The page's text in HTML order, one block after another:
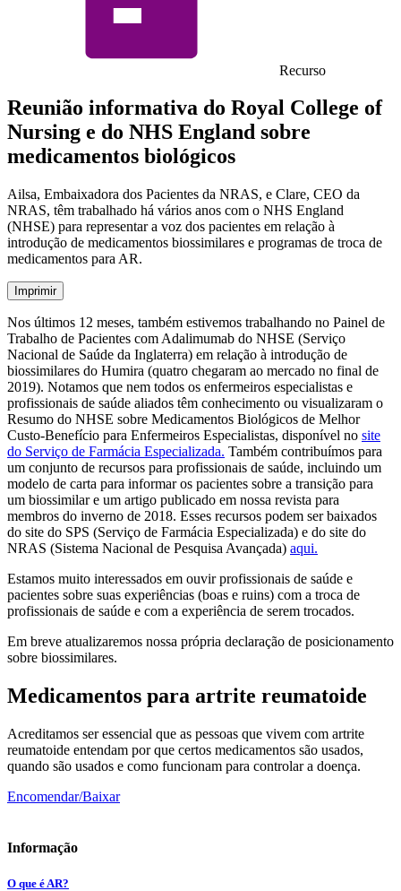
Recurso
Reunião informativa do Royal College of
Nursing e do NHS England sobre
medicamentos biológicos
Ailsa, Embaixadora dos Pacientes da NRAS, e Clare, CEO da
NRAS, têm trabalhado há vários anos com o NHS England
(NHSE) para representar a voz dos pacientes em relação à
introdução de medicamentos biossimilares e programas de troca de
medicamentos para AR.
Imprimir
Nos últimos 12 meses, também estivemos trabalhando no Painel de
Trabalho de Pacientes com Adalimumab do NHSE (Serviço
Nacional de Saúde da Inglaterra) em relação à introdução de
biossimilares do Humira (quatro chegaram ao mercado no final de
2019). Notamos que nem todos os enfermeiros especialistas e
profissionais de saúde aliados têm conhecimento ou visualizaram o
Resumo do NHSE sobre Medicamentos Biológicos de Melhor
Custo-Benefício para Enfermeiros Especialistas, disponível no site
do Serviço de Farmácia Especializada. Também contribuímos para
um conjunto de recursos para profissionais de saúde, incluindo um
modelo de carta para informar os pacientes sobre a transição para
um biossimilar e um artigo publicado em nossa revista para
membros do inverno de 2018. Esses recursos podem ser baixados
do site do SPS (Serviço de Farmácia Especializada) e do site do
NRAS (Sistema Nacional de Pesquisa Avançada) aqui.
Estamos muito interessados ​​em ouvir profissionais de saúde e
pacientes sobre suas experiências (boas e ruins) com a troca de
profissionais de saúde e com a experiência de serem trocados.
Em breve atualizaremos nossa própria declaração de posicionamento
sobre biossimilares.
Medicamentos para artrite reumatoide
Acreditamos ser essencial que as pessoas que vivem com artrite
reumatoide entendam por que certos medicamentos são usados,
quando são usados ​​e como funcionam para controlar a doença.
Encomendar/Baixar
Informação
O que é AR?